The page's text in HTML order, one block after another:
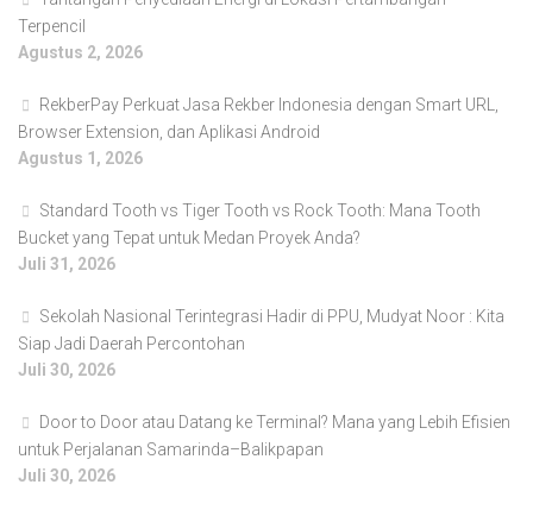
Terpencil
Agustus 2, 2026
RekberPay Perkuat Jasa Rekber Indonesia dengan Smart URL,
Browser Extension, dan Aplikasi Android
Agustus 1, 2026
Standard Tooth vs Tiger Tooth vs Rock Tooth: Mana Tooth
Bucket yang Tepat untuk Medan Proyek Anda?
Juli 31, 2026
Sekolah Nasional Terintegrasi Hadir di PPU, Mudyat Noor : Kita
Siap Jadi Daerah Percontohan
Juli 30, 2026
Door to Door atau Datang ke Terminal? Mana yang Lebih Efisien
untuk Perjalanan Samarinda–Balikpapan
Juli 30, 2026